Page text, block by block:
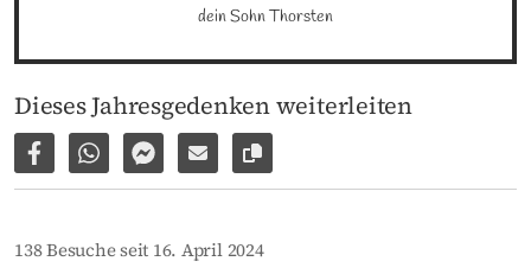
dein Sohn Thorsten
Dieses Jahresgedenken weiterleiten
Auf Facebook teilen
Per WhatsApp weiterleiten
Per Facebook Messenger weiterleiten
Per E-Mail versenden
Link zur Seite kopieren
138 Besuche seit 16. April 2024